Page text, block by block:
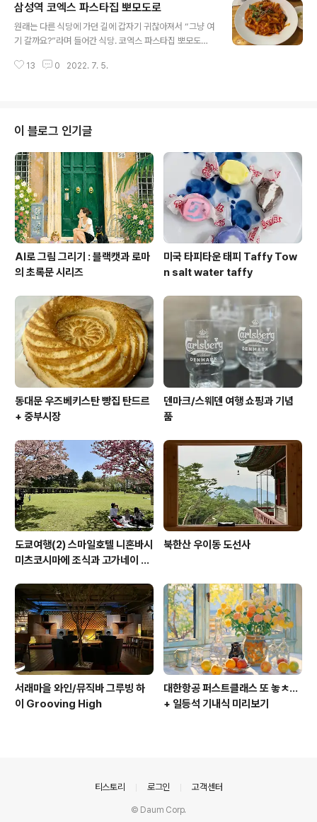
그래도 명동점은 서서 마시고 갈 자리는 넉넉히 있었어요.
리사르 커피 로스터스가 우리나라에 에스프레소 바 유행을
불러 일으킨 가게라는데 맞나요? 코시국 이후로는 하도 안
가격표를 보세요 +_+ 우리나라에 외국의 신문물과 식문화
삼성역 코엑스 파스타집 뽀모도로
원래는 다른 식당에 가던 길에 갑자기 귀찮아져서 “그냥 여
기 갈까요?”라며 들어간 식당. 코엑스 파스타집 뽀모도로.
이라기보단 분식집 같아서 뽀모도로 채용공고에 실려 있는
이었다 +_+ 샐러드는 무난무난. 토마토, 가지, 치즈 펜네
조금 덜어 먹어 봤는데 무난하고 평범한 듯 하면서도 맛있
었고 새우 날치알 리조또 이때 갑자기 리조또가 땡겨 주문
해 본 내 리조또는… 처음엔 분명 맛있었는데 먹다보니 점
점 느끼해지고 양도 많아서 결국 다 못먹고 남겼다. 그래도
실하고 통통한 새우가 들어 ..
13 0 2022. 7. 5.
이 블로그 인기글
AI로 그림 그리기 : 블랙캣과 로마
의 초록문 시리즈
미국 타피타운 태피 Taffy Tow
n salt water taffy
동대문 우즈베키스탄 빵집 탄드르
+ 중부시장
덴마크/스웨덴 여행 쇼핑과 기념
품
도쿄여행(2) 스마일호텔 니혼바시
미츠코시마에 조식과 고가네이 공
북한산 우이동 도선사
서래마을 와인/뮤직바 그루빙 하
이 Grooving High
대한항공 퍼스트클래스 또 놓ㅊ...
+ 일등석 기내식 미리보기
티스토리 로그인 고객센터
© Daum Corp.